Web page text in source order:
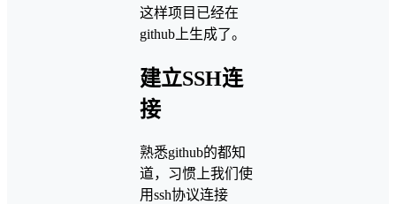
这样项目已经在
github上生成了。
建立SSH连
接
熟悉github的都知
道，习惯上我们使
用ssh协议连接